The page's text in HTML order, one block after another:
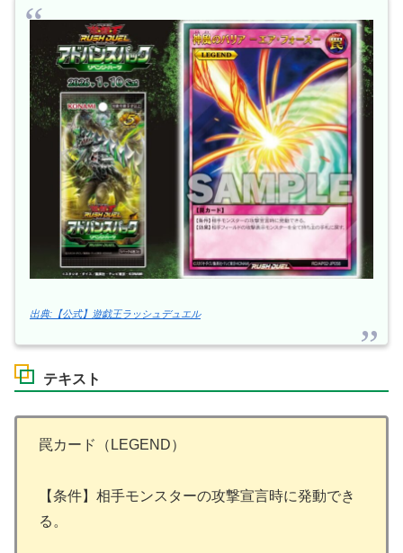
出典:【公式】遊戯王ラッシュデュエル
テキスト
罠カード（LEGEND）
【条件】相手モンスターの攻撃宣言時に発動でき
る。